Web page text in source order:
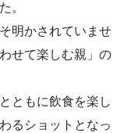
。
明かされていませ
せて楽しむ親」の
ともに飲食を楽し
るショットとなっ